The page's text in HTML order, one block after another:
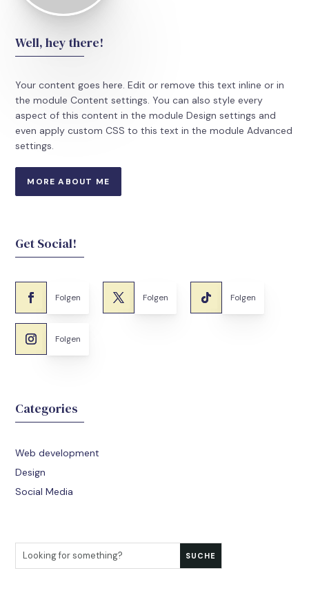
Well, hey there!
Your content goes here. Edit or remove this text inline or in
the module Content settings. You can also style every
aspect of this content in the module Design settings and
even apply custom CSS to this text in the module Advanced
settings.
MORE ABOUT ME
Get Social!
Folgen Folgen Folgen
Folgen
Categories
Web development
Design
Social Media